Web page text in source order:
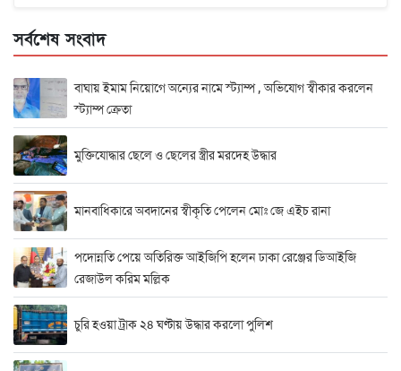
সর্বশেষ সংবাদ
বাঘায় ইমাম নিয়োগে অন্যের নামে স্ট্যাম্প , অভিযোগ স্বীকার করলেন
স্ট্যাম্প ক্রেতা
মুক্তিযোদ্ধার ছেলে ও ছেলের স্ত্রীর মরদেহ উদ্ধার
মানবাধিকারে অবদানের স্বীকৃতি পেলেন মোঃ জে এইচ রানা
পদোন্নতি পেয়ে অতিরিক্ত আইজিপি হলেন ঢাকা রেঞ্জের ডিআইজি
রেজাউল করিম মল্লিক
চুরি হওয়া ট্রাক ২৪ ঘণ্টায় উদ্ধার করলো পুলিশ